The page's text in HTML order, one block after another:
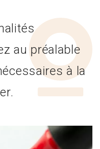
au préalable
à la